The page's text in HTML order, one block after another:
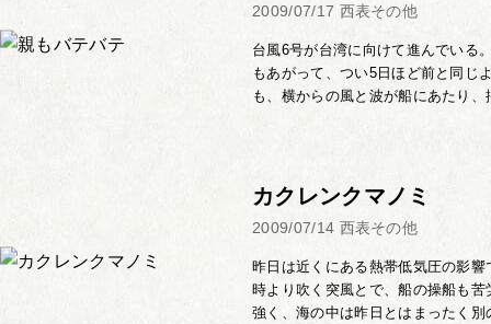
2009/07/17 西表その他
台風6号が台湾に向けて進んでいる
もあがって、つい5日ほど前と同じ
も、横からの風と波が船にあたり
カクレンクマノミ
2009/07/14 西表その他
昨日は近くにある熱帯低気圧の影
時より吹く突風とで、船の操船も
強く、海の中は昨日とはまったく